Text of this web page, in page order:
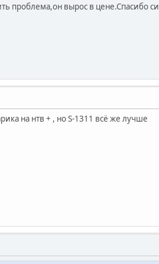
проблема,он вырос в цене.Спасибо
на нтв + , но S-1311 всё же лучше